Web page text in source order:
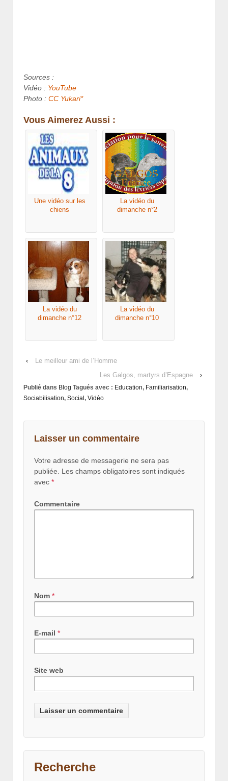
Sources :
Vidéo : YouTube
Photo : CC Yukari*
Vous Aimerez Aussi :
Une vidéo sur les
chiens
La vidéo du
dimanche n°2
La vidéo du
dimanche n°12
La vidéo du
dimanche n°10
‹
Le meilleur ami de l’Homme
Les Galgos, martyrs d’Espagne
›
Publié dans Blog Tagués avec : Education, Familiarisation,
Sociabilisation, Social, Vidéo
Laisser un commentaire
Votre adresse de messagerie ne sera pas
publiée.
Les champs obligatoires sont indiqués
avec *
Commentaire
Nom *
E-mail *
Site web
Recherche